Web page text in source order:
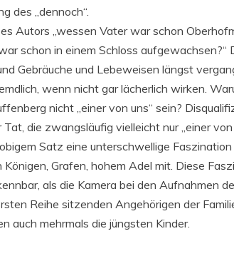
des „dennoch“.
Autors „wessen Vater war schon
schon in einem Schloss aufgewachsen?“
Gebräuche und Lebeweisen längst
wenn nicht gar lächerlich wirken.
nicht „einer von uns“ sein?
die zwangsläufig vielleicht nur „einer
Satz eine unterschwellige
Grafen, hohem Adel mit. Diese
als die Kamera bei den Aufnahmen
Reihe sitzenden Angehörigen der
auch mehrmals die jüngsten Kinder.